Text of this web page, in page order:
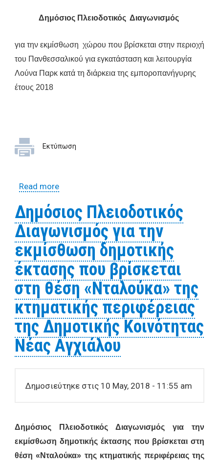
Δημόσιος Πλειοδοτικός Διαγωνισμός
για την εκμίσθωση χώρου που βρίσκεται στην περιοχή
του Πανθεσσαλικού για εγκατάσταση και λειτουργία
Λούνα Παρκ κατά τη διάρκεια της εμποροπανήγυρης
έτους 2018
Εκτύπωση
Read moreabout Δημόσιος Πλειοδοτικός
που βρίσκεται στην περιοχή του
Πανθεσσαλικού για εγκατάσταση και
λειτουργία Λούνα Παρκ κατά τη διάρκεια
της εμποροπανήγυρης έτους 2018
Δημόσιος Πλειοδοτικός
Διαγωνισμός για την
εκμίσθωση δημοτικής
έκτασης που βρίσκεται
στη θέση «Νταλούκα» της
κτηματικής περιφέρειας
της Δημοτικής Κοινότητας
Νέας Αγχιάλου
Δημοσιεύτηκε στις 10 May, 2018 - 11:55 am
Δημόσιος Πλειοδοτικός Διαγωνισμός για την
εκμίσθωση δημοτικής έκτασης που βρίσκεται στη
θέση «Νταλούκα» της κτηματικής περιφέρειας της